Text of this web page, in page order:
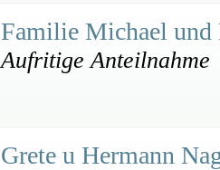
Familie Michael
Aufritige Anteilnahme
Grete u Hermann